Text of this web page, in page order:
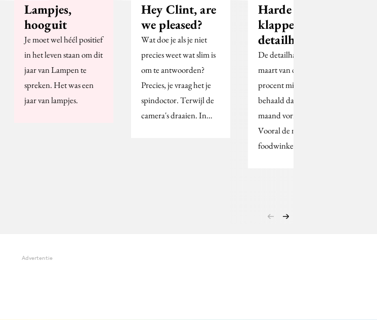
Lampjes,
hooguit
Je moet wel héél positief
in het leven staan om dit
jaar van Lampen te
spreken. Het was een
jaar van lampjes.
Hey Clint, are
we pleased?
Wat doe je als je niet
precies weet wat slim is
om te antwoorden?
Precies, je vraag het je
spindoctor. Terwijl de
camera's draaien. In…
Harde
klappen
detailhandel
De detailhandel heeft in
maart van dit jaar 5,3
procent minder omzet
behaald dan in dezelfde
maand vorig jaar.
Vooral de non-
foodwinkels…
Advertentie